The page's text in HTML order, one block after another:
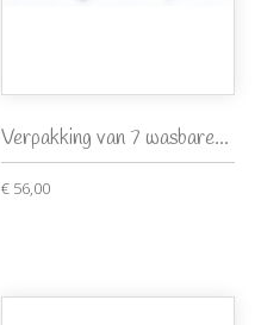
Verpakking van 7 wasbare...
€ 56,00